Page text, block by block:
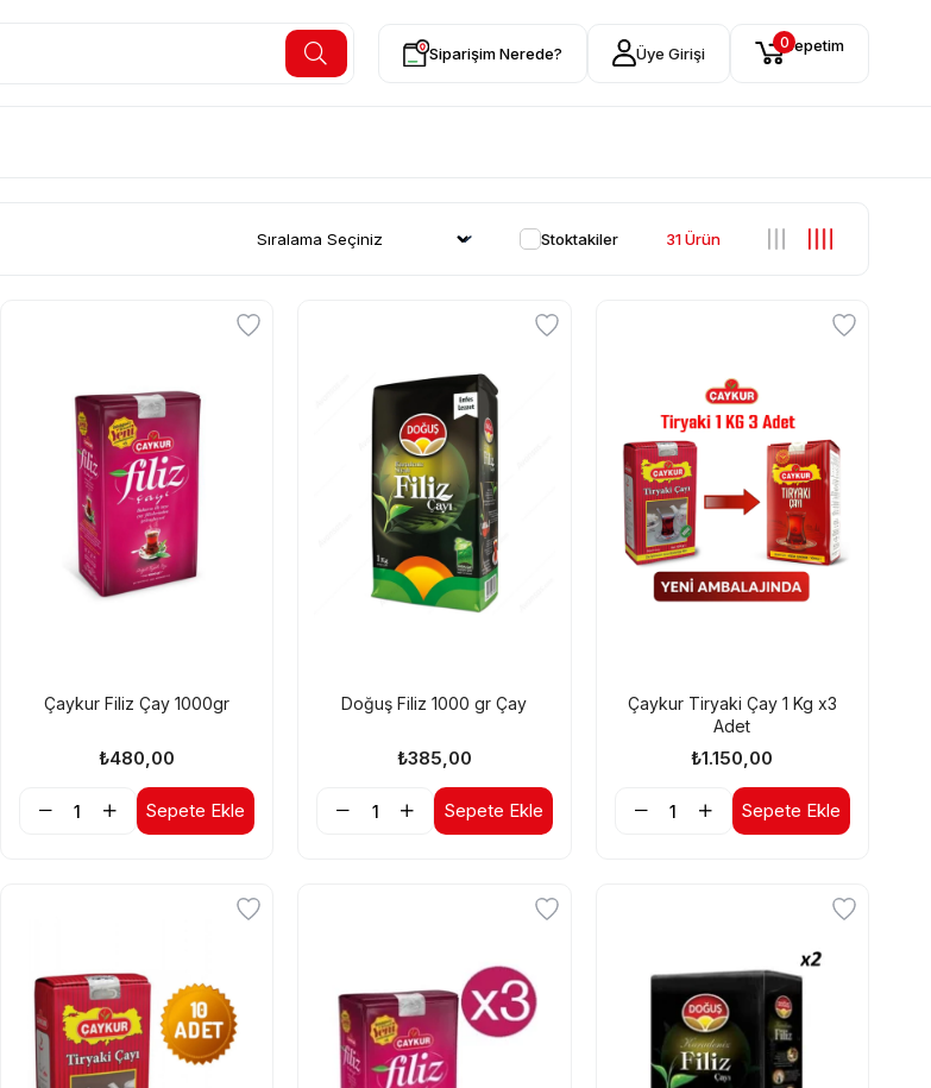
Siparişim Nerede? Üye Girişi Sepetim
0
Stoktakiler 31 Ürün
Çaykur Filiz Çay 1000gr
₺480,00
Sepete Ekle
Doğuş Filiz 1000 gr Çay
₺385,00
Sepete Ekle
Çaykur Tiryaki Çay 1 Kg x3
Adet
₺1.150,00
Sepete Ekle